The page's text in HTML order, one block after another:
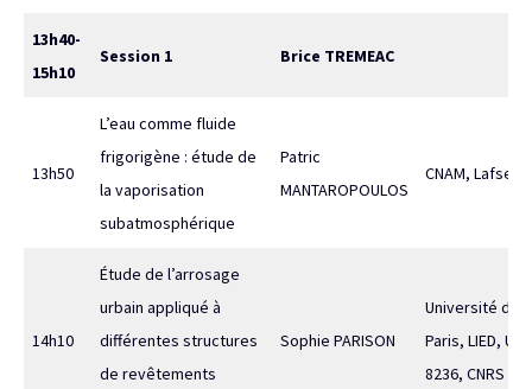
13h40-
15h10
Session 1 Brice TREMEAC
13h50
L’eau comme fluide
frigorigène : étude de
la vaporisation
subatmosphérique
Patric
MANTAROPOULOS
CNAM, Lafset
14h10
Étude de l’arrosage
urbain appliqué à
différentes structures
de revêtements
Sophie PARISON
Université de
Paris, LIED,
8236, CNRS